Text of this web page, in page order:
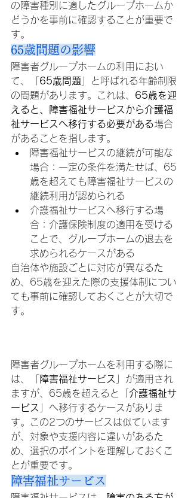
の障害種別に適したグループホームか
どうかを事前に確認することが重要で
す。
65歳問題の影響
障害者グループホームの利用におい
て、「 65歳問題 」と呼ばれる年齢制限
の問題があります。これは、 65歳を迎
えると、障害福祉サービスから介護福
祉サービスへ移行する必要がある場合
があることを指します。
障害福祉サービスの継続が可能な
場合：一定の条件を満たせば、65
歳を超えても障害福祉サービスの
継続利用が認められる
介護福祉サービスへ移行する場
合：介護保険制度の適用を受ける
ことで、グループホームの退去を
求められるケースがある
自治体や施設ごとに対応が異なるた
め、65歳を迎えた際の支援体制につい
ても事前に確認しておくことが大切で
す。
障害者グループホームを利用する際に
は、「
障害福祉サービス
」が適用され
ますが、65歳を超えると「 介護福祉サ
ービス
」へ移行するケースがありま
す。この2つのサービスは似ています
が、対象や支援内容に違いがあるた
め、選択のポイントを理解しておくこ
とが重要です。
障害福祉サービス